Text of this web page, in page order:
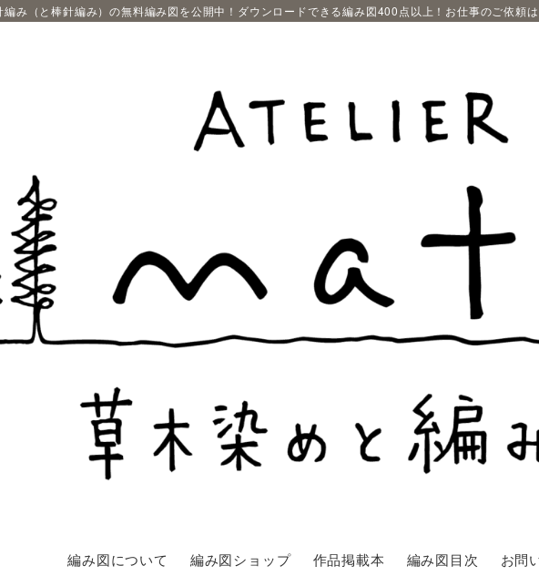
編み（と棒針編み）の無料編み図を公開中！ダウンロードできる編み図400点以上！お仕事のご依頼
編み図について 編み図ショップ 作品掲載本 編み図目次 お問